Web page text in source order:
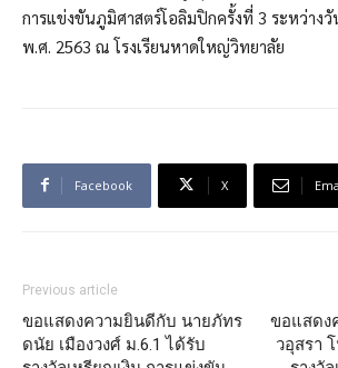
การแข่งขันภูมิศาสตร์โอลิมปิกครั้งที่ 3 ระหว่าง
พ.ศ. 2563 ณ โรงเรียนหาดใหญ่วิทยาลัย
Facebook X
Previous article
ขอแสดงความยินดีกับ นายภัทร
ดนัย เมืองวงศ์ ม.6.1 ได้รับ
ขอแสดง
วอุสรา